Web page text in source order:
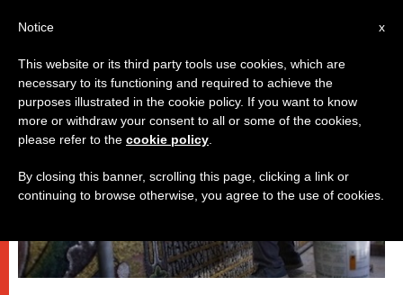
DICASTERI
x
Notice
This website or its third party tools use cookies, which are
necessary to its functioning and required to achieve the
purposes illustrated in the cookie policy. If you want to know
more or withdraw your consent to all or some of the cookies,
please refer to the cookie policy
By closing this banner, scrolling this page, clicking a link or
continuing to browse otherwise, you agree to the use of cookies.